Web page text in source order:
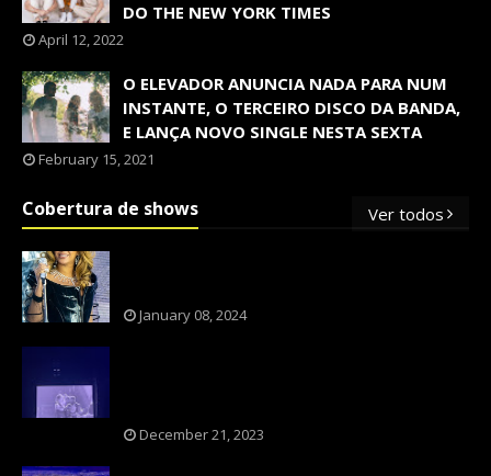
DO THE NEW YORK TIMES
April 12, 2022
O ELEVADOR ANUNCIA NADA PARA NUM
INSTANTE, O TERCEIRO DISCO DA BANDA,
E LANÇA NOVO SINGLE NESTA SEXTA
February 15, 2021
Cobertura de shows Ver todos
January 08, 2024
December 21, 2023